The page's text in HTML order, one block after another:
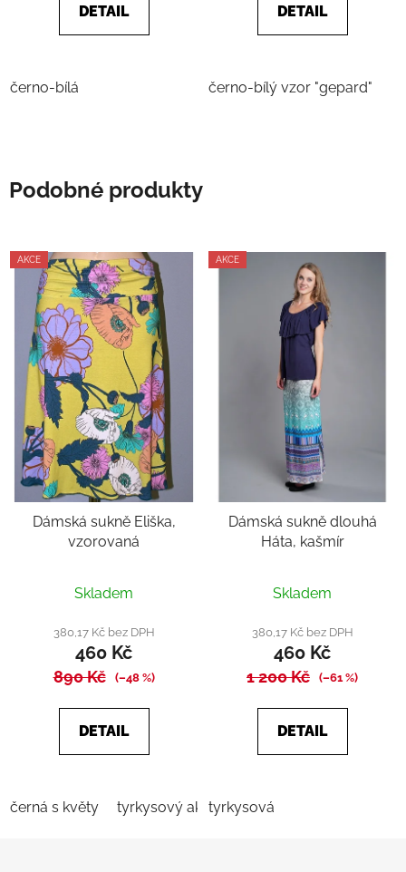
5
DETAIL
černo-bílá
DETAIL
černo-bílý vzor "gepard"
Podobné produkty
AKCE
Dámská sukně Eliška,
vzorovaná
hodnocení
produktu
je
5,0
5
Skladem
380,17 Kč bez DPH
460 Kč
890 Kč (–48 %)
DETAIL
černá s květy tyrkysový akvarel Zelená
AKCE
Dámská sukně dlouhá
Háta, kašmír
Skladem
380,17 Kč bez DPH
460 Kč
1 200 Kč (–61 %)
DETAIL
tyrkysová